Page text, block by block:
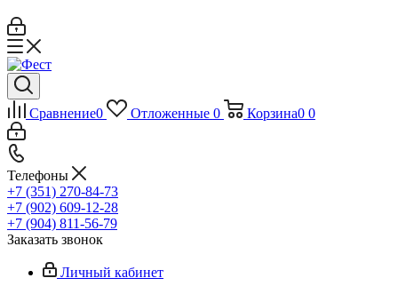
Сравнение0 Отложенные 0 Корзина0 0
Телефоны
+7 (351) 270-84-73
+7 (902) 609-12-28
+7 (904) 811-56-79
Заказать звонок
Личный кабинет